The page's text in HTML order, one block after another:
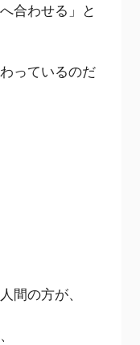
合わせる」と
っているのだ
間の方が、